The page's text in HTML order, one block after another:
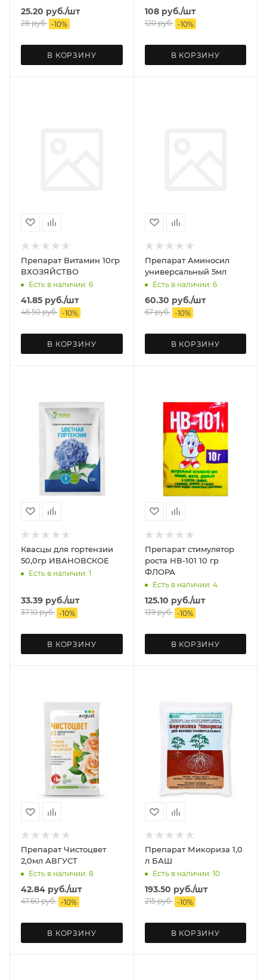
25.20 руб./шт
28руб. -10%
В КОРЗИНУ
108руб./шт
120руб. -10%
В КОРЗИНУ
Препарат Витамин 10гр
ВХОЗЯЙСТВО
Есть в наличии: 6
41.85 руб./шт
46.50руб. -10%
В КОРЗИНУ
Препарат Аминосил
универсальный 5мл
Есть в наличии: 6
60.30 руб./шт
67руб. -10%
В КОРЗИНУ
Квасцы для гортензии
50,0гр ИВАНОВСКОЕ
Есть в наличии: 1
33.39 руб./шт
37.10руб. -10%
В КОРЗИНУ
Препарат стимулятор
роста НВ-101 10 гр
ФЛОРА
Есть в наличии: 4
125.10 руб./шт
139руб. -10%
В КОРЗИНУ
Препарат Чистоцвет
2,0мл АВГУСТ
Есть в наличии: 8
42.84 руб./шт
47.60руб. -10%
В КОРЗИНУ
Препарат Микориза 1,0
л БАШ
Есть в наличии: 10
193.50 руб./шт
215руб. -10%
В КОРЗИНУ